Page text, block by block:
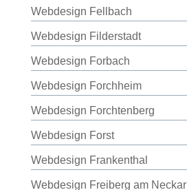
Webdesign Fellbach
Webdesign Filderstadt
Webdesign Forbach
Webdesign Forchheim
Webdesign Forchtenberg
Webdesign Forst
Webdesign Frankenthal
Webdesign Freiberg am Neckar